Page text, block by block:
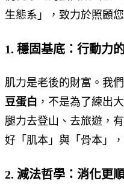
生態系」，致力於照顧
1. 穩固基底：行動力
肌力是老後的財富。我
豆蛋白 ，不是為了練出
腿力去登山、去旅遊，
好「肌本」與「骨本」
2. 減法哲學：消化更